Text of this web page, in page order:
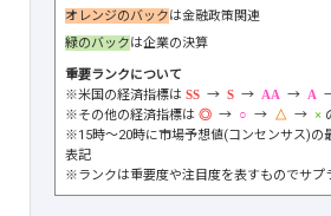
オレンジのバックは金融政策関連
緑のバックは企業の決算
重要ランクについて
※米国の経済指標は
→ → →
※その他の経済指標は
→ → →
※15時～20時に市場予想値(コンセンサス)の
表記
※ランクは重要度や注目度を表すものでサプ